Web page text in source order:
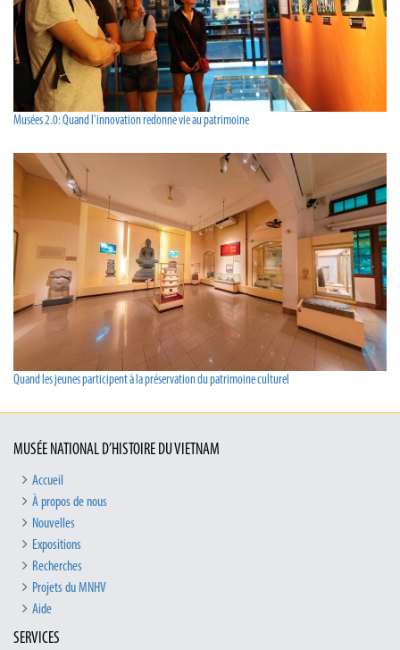
Musées 2.0: Quand l'innovation redonne vie au patrimoine
Quand les jeunes participent à la préservation du patrimoine culturel
MUSÉE NATIONAL D’HISTOIRE DU VIETNAM
Accueil
À propos de nous
Nouvelles
Expositions
Recherches
Projets du MNHV
Aide
SERVICES